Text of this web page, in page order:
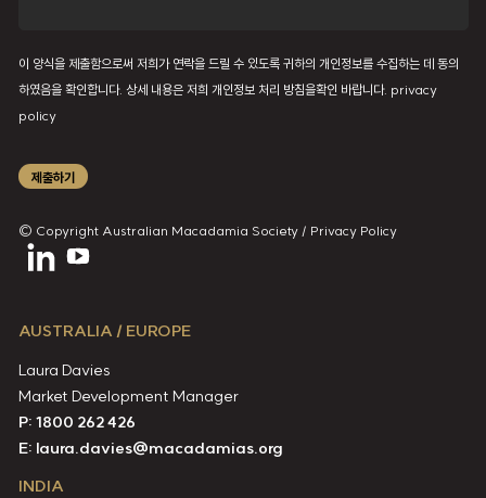
이 양식을 제출함으로써 저희가 연락을 드릴 수 있도록 귀하의 개인정보를 수집하는 데 동의
하였음을 확인합니다. 상세 내용은 저희 개인정보 처리 방침을확인 바랍니다. privacy
policy
제출하기
© Copyright Australian Macadamia Society / Privacy Policy
AUSTRALIA / EUROPE
Laura Davies
Market Development Manager
P: 1800 262 426
E: laura.davies@macadamias.org
INDIA